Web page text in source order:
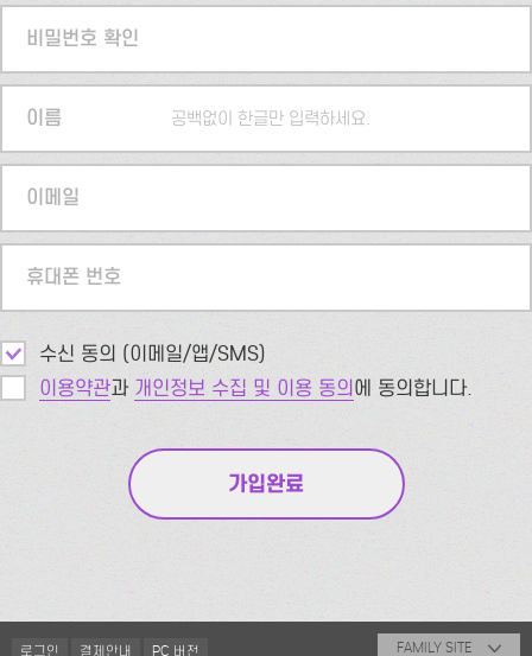
비밀번호 확인
이름 공백없이 한글만 입력하세요.
이메일
휴대폰 번호
수신 동의 (이메일/앱/SMS)
이용약관과 개인정보 수집 및 이용 동의에 동의합니다.
로그인 결제안내 PC 버전 FAMILY SITE